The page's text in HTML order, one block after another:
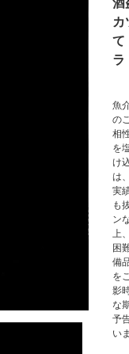
酒
カ
て
ラ
魚
の
相
を
け
は
実
も
ン
上
困
備
を
影
な
予
い